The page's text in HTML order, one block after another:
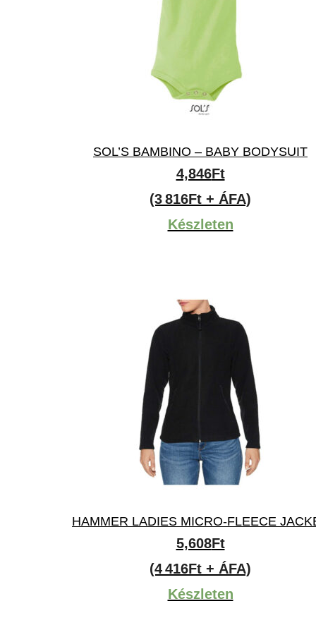
SOL’S BAMBINO – BABY BODYSUIT
4,846Ft
(3 816Ft + ÁFA)
Készleten
HAMMER LADIES MICRO-FLEECE
5,608Ft
(4 416Ft + ÁFA)
Készleten